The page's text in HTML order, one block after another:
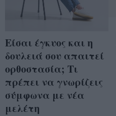
Είσαι έγκυος και η
δουλειά σου απαιτεί
ορθοστασία; Τι
πρέπει να γνωρίζεις
σύμφωνα με νέα
μελέτη